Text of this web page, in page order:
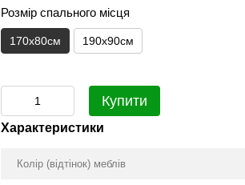
Розмір спального місця
170x80см 190х90см
Купити
Характеристики
Колір (відтінок) меблів